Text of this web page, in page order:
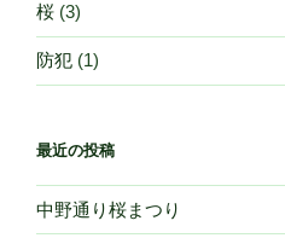
桜 (3)
防犯 (1)
最近の投稿
中野通り桜まつり